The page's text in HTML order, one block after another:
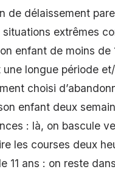
de délaissement
situations extrêmes
enfant de moins de
une longue période
choisi
enfant deux
: là, on bascule
les courses deux
11 ans : on reste